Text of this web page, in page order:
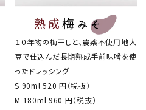
１０年物の梅干しと、農薬不使用地大
豆で仕込んだ長期熟成手前味噌を使
ったドレッシング
S 90ml 520 円（税抜）
M 180ml 960 円（税抜）